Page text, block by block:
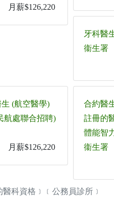
月薪$126,220
牙科醫
衞生署
(航空醫學)
航處聯合招聘)
月薪$126,220
合約醫
註冊的
體能智
衞生署
科資格﹞﹝公務員診所﹞